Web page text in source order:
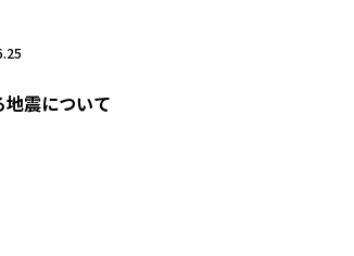
震について